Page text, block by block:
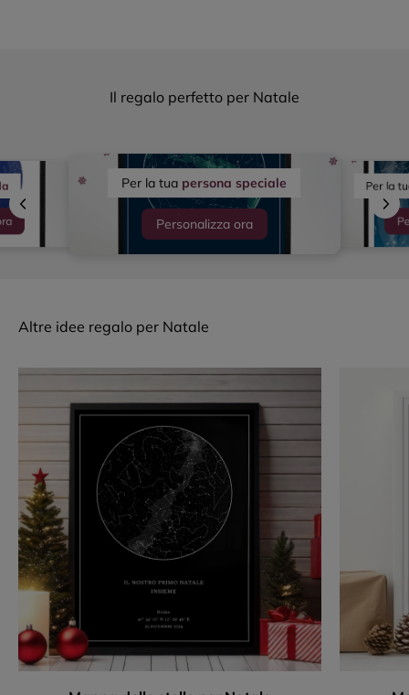
Il regalo perfetto per Natale
Per la tua persona speciale
Personalizza ora
Per la
Altre idee regalo per Natale